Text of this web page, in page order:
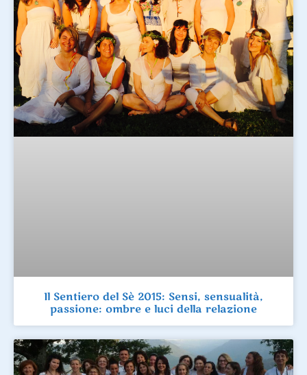
Il Sentiero del Sè 2015: Sensi, sensualità,
passione: ombre e luci della relazione